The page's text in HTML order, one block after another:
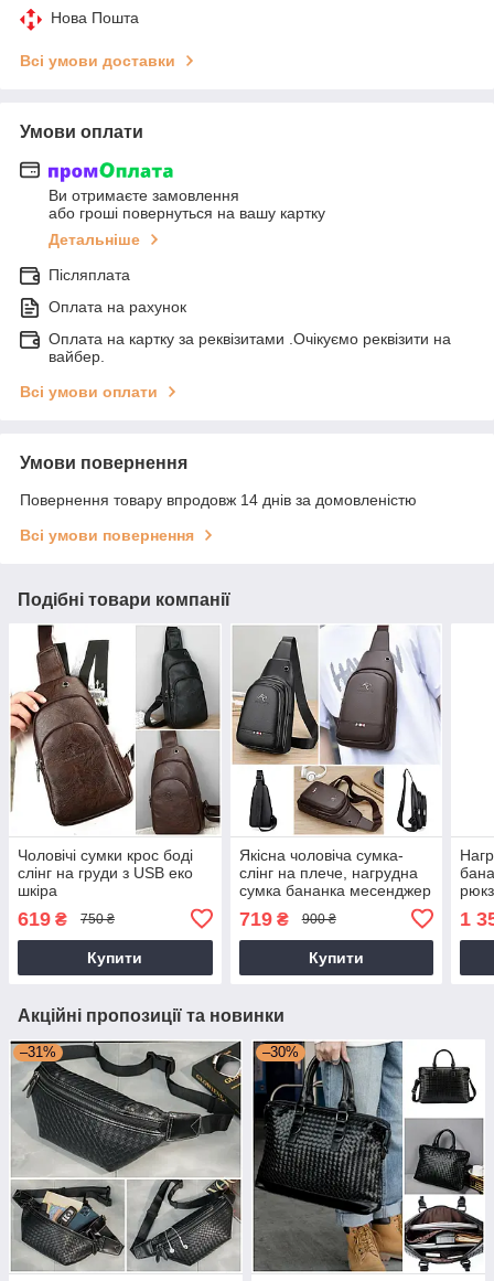
Нова Пошта
Всі умови доставки
Умови оплати
Ви отримаєте замовлення
або гроші повернуться на вашу картку
Детальніше
Післяплата
Оплата на рахунок
Оплата на картку за реквізитами .Очікуємо реквізити на
вайбер.
Всі умови оплати
Умови повернення
Повернення товару впродовж 14 днів за домовленістю
Всі умови повернення
Подібні товари компанії
Чоловічі сумки крос боді
слінг на груди з USB еко
шкіра
619 ₴ 750 ₴
Купити
Якісна чоловіча сумка-
слінг на плече, нагрудна
сумка бананка месенджер
719₴ 900 ₴
Купити
1
Акційні пропозиції та новинки
–31% –30%